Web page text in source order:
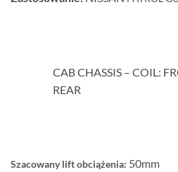
CAB CHASSIS – COIL:
REAR
Szacowany lift obciążenia: 50mm